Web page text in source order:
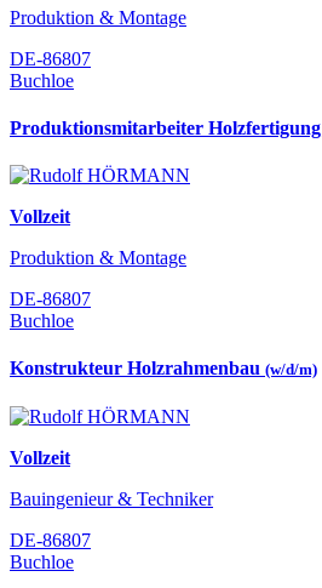
Produktion & Montage
DE-86807
Buchloe
Produktionsmitarbeiter Holzfertigung
Vollzeit
Produktion & Montage
DE-86807
Buchloe
Konstrukteur Holzrahmenbau (w/d/m)
Vollzeit
Bauingenieur & Techniker
DE-86807
Buchloe